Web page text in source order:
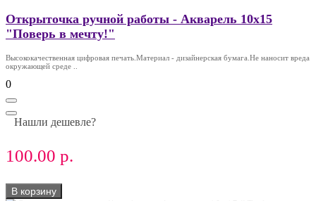
Открыточка ручной работы - Акварель 10х15
"Поверь в мечту!"
Высококачественная цифровая печать.Материал - дизайнерская бумага.Не наносит вреда
окружающей среде ..
0
Нашли дешевле?
100.00 р.
В корзину